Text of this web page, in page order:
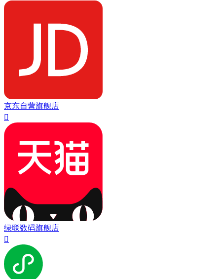
京东自营旗舰店

绿联数码旗舰店
